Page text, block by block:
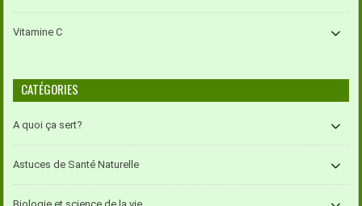
Vitamine C
CATÉGORIES
A quoi ça sert?
Astuces de Santé Naturelle